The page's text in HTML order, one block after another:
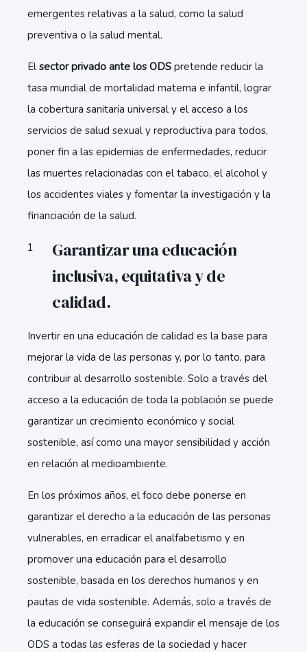
emergentes relativas a la salud, como la salud
preventiva o la salud mental.
El sector privado ante los ODS pretende reducir la
tasa mundial de mortalidad materna e infantil, lograr
la cobertura sanitaria universal y el acceso a los
servicios de salud sexual y reproductiva para todos,
poner fin a las epidemias de enfermedades, reducir
las muertes relacionadas con el tabaco, el alcohol y
los accidentes viales y fomentar la investigación y la
financiación de la salud.
Garantizar una educación
inclusiva, equitativa y de
calidad.
Invertir en una educación de calidad es la base para
mejorar la vida de las personas y, por lo tanto, para
contribuir al desarrollo sostenible. Solo a través del
acceso a la educación de toda la población se puede
garantizar un crecimiento económico y social
sostenible, así como una mayor sensibilidad y acción
en relación al medioambiente.
En los próximos años, el foco debe ponerse en
garantizar el derecho a la educación de las personas
vulnerables, en erradicar el analfabetismo y en
promover una educación para el desarrollo
sostenible, basada en los derechos humanos y en
pautas de vida sostenible. Además, solo a través de
la educación se conseguirá expandir el mensaje de los
ODS a todas las esferas de la sociedad y hacer